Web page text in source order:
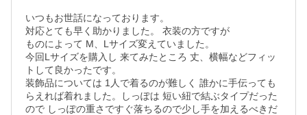
いつもお世話になっております。
対応とても早く助かりました。 衣装の方ですが
ものによって M、Lサイズ変えていました。
今回Lサイズを購入し 来てみたところ 丈、横幅などフィッ
トして良かったです。
装飾品については 1人で着るのが難しく 誰かに手伝っても
らえれば着れました。しっぽは 短い紐で結ぶタイプだった
ので しっぽの重さですぐ落ちるので少し手を加えるべきだ